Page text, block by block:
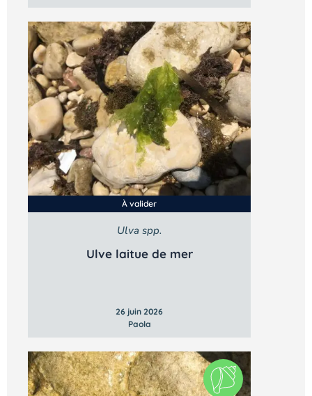
À valider
Ulva spp.
Ulve laitue de mer
26 juin 2026
Paola
Vous n’êtes pas encore inscrit à Biolit ?